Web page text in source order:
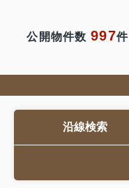
公開物件数997件
沿線検索